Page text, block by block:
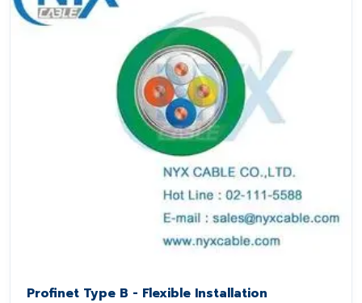
Profinet Type B - Flexible Installation